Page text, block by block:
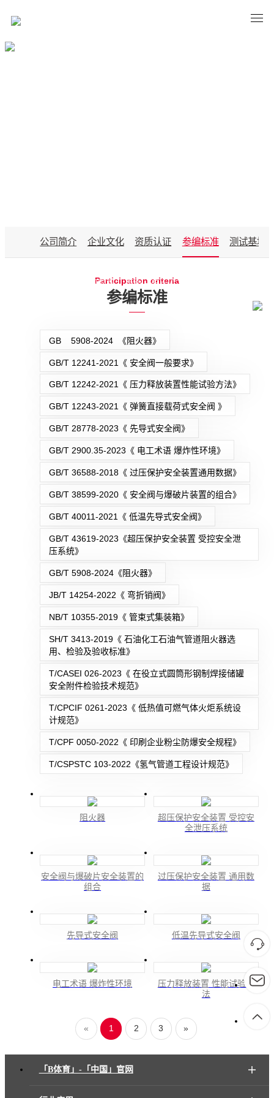
ABOUT BASCO
关于八方
您当前所在的位置：首页 -关于八方
公司简介 企业文化 资质认证 参编标准 测试基地
Participation criteria
参编标准
GB 5908-2024 《阻火器》
GB/T 12241-2021《 安全阀一般要求》
GB/T 12242-2021《 压力释放装置性能试验方法》
GB/T 12243-2021《 弹簧直接载荷式安全阀 》
GB/T 28778-2023《 先导式安全阀》
GB/T 2900.35-2023《 电工术语 爆炸性环境》
GB/T 36588-2018《 过压保护安全装置通用数据》
GB/T 38599-2020《 安全阀与爆破片装置的组合》
GB/T 40011-2021《 低温先导式安全阀》
GB/T 43619-2023《超压保护安全装置 受控安全泄
压系统》
GB/T 5908-2024《阻火器》
JB/T 14254-2022《 弯折销阀》
NB/T 10355-2019《 管束式集装箱》
SH/T 3413-2019《 石油化工石油气管道阻火器选
用、检验及验收标准》
T/CASEI 026-2023《 在役立式圆筒形钢制焊接储罐
安全附件检验技术规范》
T/CPCIF 0261-2023《 低热值可燃气体火炬系统设
计规范》
T/CPF 0050-2022《 印刷企业粉尘防爆安全规程》
T/CSPSTC 103-2022《氢气管道工程设计规范》
阻火器
超压保护安全装置 受控安
全泄压系统
安全阀与爆破片安全装置的
组合
过压保护安全装置 通用数
据
先导式安全阀 低温先导式安全阀
电工术语 爆炸性环境
压力释放装置 性能试验方
法
« 1 2 3 »
「B体育」-「中国」官网